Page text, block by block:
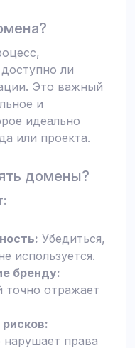
ли
Это важный
и
идеально
или проекта.
домены?
Убедиться,
используется.
бренду:
отражает
права